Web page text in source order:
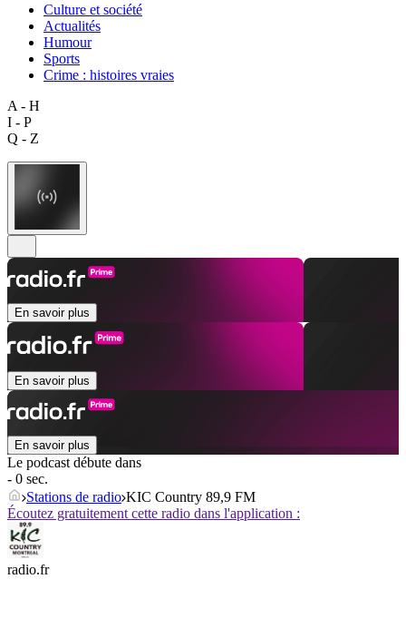
Culture et société
Actualités
Humour
Sports
Crime : histoires vraies
A - H
I - P
Q - Z
En savoir plus
En savoir plus
En savoir plus
Le podcast débute dans
- 0 sec.
Stations de radio KIC Country 89,9 FM
Écoutez gratuitement cette radio dans l'application :
radio.fr